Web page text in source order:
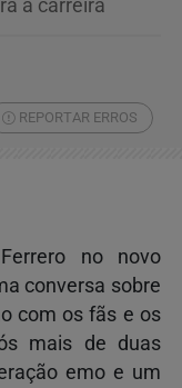
a carreira
REPORTAR ERROS
no novo
conversa sobre
com os fãs e os
mais de duas
emo e um